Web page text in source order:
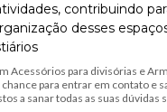
contribuindo
desses
Acessórios para divisórias e
para entrar em contato e
a sanar todas as suas dúvidas